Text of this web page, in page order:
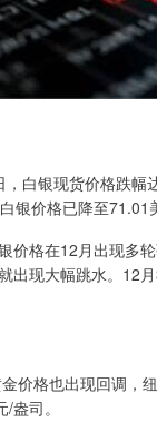
白银现货价格跌幅
银价格已降至71.01
价格在12月出现多
出现大幅跳水。12
价格也出现回调，
盎司。